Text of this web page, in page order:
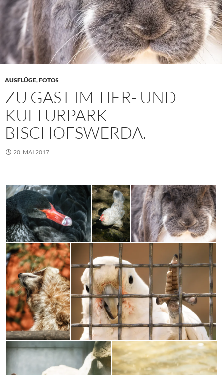
AUSFLÜGE,FOTOS
ZU GAST IM TIER- UND
KULTURPARK
BISCHOFSWERDA.
20. MAI 2017